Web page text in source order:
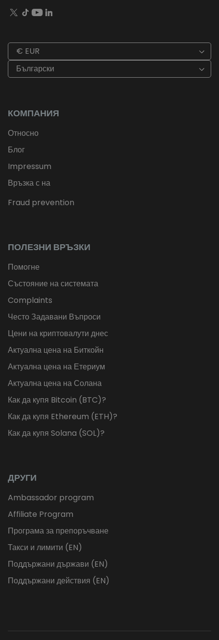
€ EUR
Български
КОМПАНИЯ
Относно
Блог
Impressum
Връзка с на
Fraud prevention
ПОЛЕЗНИ ВРЪЗКИ
Помогне
Състояние на системата
Complaints
Често Задавани Въпроси
Цени на криптовалути днес
Актуална цена на Биткойн
Актуална цена на Етериум
Актуална цена на Солана
Как да купя Bitcoin (BTC)?
Как да купя Ethereum (ETH)?
Как да купя Solana (SOL)?
ДРУГИ
Ambassador program
Affiliate Program
Програма за препоръчване
Такси и лимити (EN)
Поддържани държави (EN)
Поддържани действия (EN)